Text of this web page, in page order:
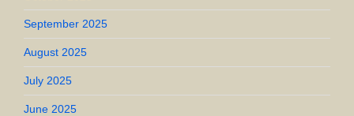
September 2025
August 2025
July 2025
June 2025